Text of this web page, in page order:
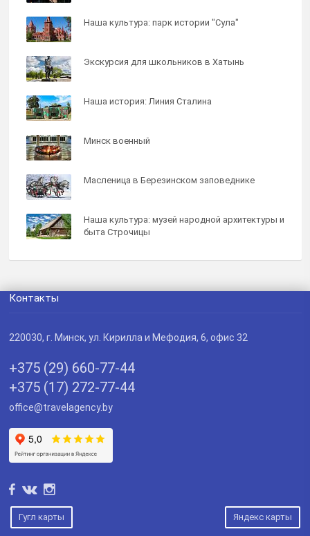
Наша культура: парк истории "Сула"
Экскурсия для школьников в Хатынь
Наша история: Линия Сталина
Минск военный
Масленица в Березинском заповеднике
Наша культура: музей народной архитектуры и
быта Строчицы
Контакты
220030, г. Минск, ул. Кирилла и Мефодия, 6, офис 32
+375 (29) 660-77-44
+375 (17) 272-77-44
office@travelagency.by
Гугл карты Яндекс карты